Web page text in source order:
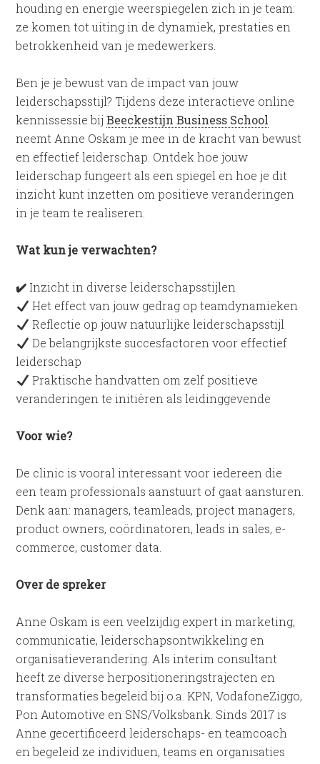
houding en energie weerspiegelen zich in je team:
ze komen tot uiting in de dynamiek, prestaties en
betrokkenheid van je medewerkers.
Ben je je bewust van de impact van jouw
leiderschapsstijl? Tijdens deze interactieve online
kennissessie bijBeeckestijn Business School
neemt Anne Oskam je mee in de kracht van bewust
en effectief leiderschap. Ontdek hoe jouw
leiderschap fungeert als een spiegel en hoe je dit
inzicht kunt inzetten om positieve veranderingen
in je team te realiseren.
Wat kun je verwachten?
✔️ Inzicht in diverse leiderschapsstijlen
Het effect van jouw gedrag op teamdynamieken
Reflectie op jouw natuurlijke leiderschapsstijl
De belangrijkste succesfactoren voor effectief
leiderschap
Praktische handvatten om zelf positieve
veranderingen te initiëren als leidinggevende
Voor wie?
De clinic is vooral interessant voor iedereen die
een team professionals aanstuurt of gaat aansturen.
Denk aan: managers, teamleads, project managers,
product owners, coördinatoren, leads in sales, e-
commerce, customer data.
Over de spreker
Anne Oskam is een veelzijdig expert in marketing,
communicatie, leiderschapsontwikkeling en
organisatieverandering. Als interim consultant
heeft ze diverse herpositioneringstrajecten en
transformaties begeleid bij o.a. KPN, VodafoneZiggo,
Pon Automotive en SNS/Volksbank. Sinds 2017 is
Anne gecertificeerd leiderschaps- en teamcoach
en begeleid ze individuen, teams en organisaties